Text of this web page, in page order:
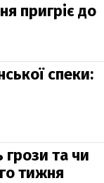
пригріє до
спеки:
грози та чи
тижня